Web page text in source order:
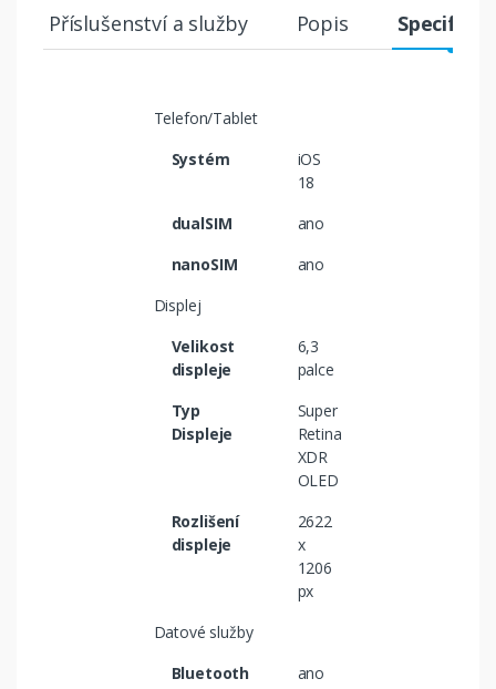
Příslušenství a služby Popis
Telefon/Tablet
Systém
iOS
18
dualSIM
ano
nanoSIM
ano
Displej
Velikost
displeje
6,3
palce
Typ
Displeje
Super
Retina
XDR
OLED
Rozlišení
displeje
2622
x
1206
px
Datové služby
Bluetooth
ano